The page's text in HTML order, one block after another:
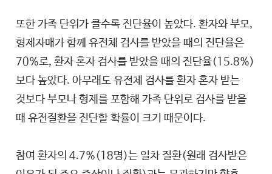
또한 가족 단위가 클수록 진단율이 높았다. 환자와 부모,
형제자매가 함께 유전체 검사를 받았을 때의 진단율은
70%로, 환자 혼자 검사를 받았을 때의 진단율(15.8%)
보다 높았다. 아무래도 유전체 검사를 환자 혼자 받는
것보다 부모나 형제를 포함해 가족 단위로 검사를 받을
때 유전질환을 진단할 확률이 크기 때문이다.
참여 환자의 4.7%(18명)는 일차 질환(원래 검사받은